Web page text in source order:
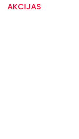
AKCIJAS